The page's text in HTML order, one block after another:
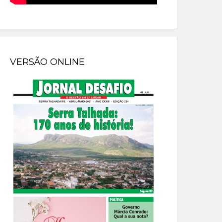
VERSÃO ONLINE